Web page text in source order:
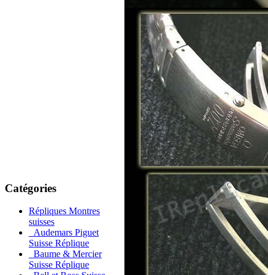
Catégories
Répliques Montres
suisses
Audemars Piguet
Suisse Réplique
Baume & Mercier
Suisse Réplique